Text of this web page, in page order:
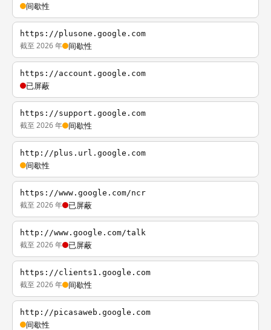
间歇性
https://plusone.google.com
截至 2026 年 间歇性
https://account.google.com
已屏蔽
https://support.google.com
截至 2026 年 间歇性
http://plus.url.google.com
间歇性
https://www.google.com/ncr
截至 2026 年 已屏蔽
http://www.google.com/talk
截至 2026 年 已屏蔽
https://clients1.google.com
截至 2026 年 间歇性
http://picasaweb.google.com
间歇性